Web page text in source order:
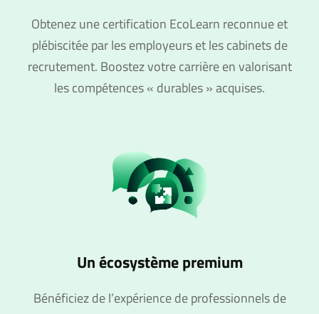
Obtenez une certification EcoLearn reconnue et
plébiscitée par les employeurs et les cabinets de
recrutement. Boostez votre carrière en valorisant
les compétences « durables » acquises.
Un écosystème premium
Bénéficiez de l’expérience de professionnels de